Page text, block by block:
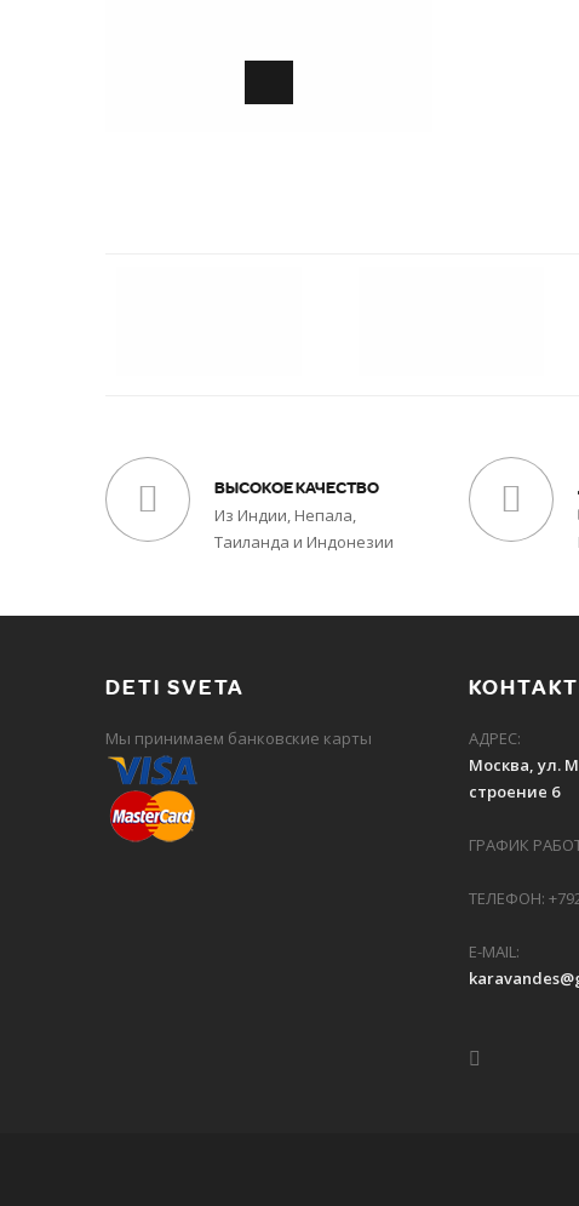
ВЫСОКОЕ КАЧЕСТВО
Из Индии, Непала,
Таиланда и Индонезии
DETI SVETA
Мы принимаем банковские карты
АДРЕС:
Москва, ул.
строение 6
ГРАФИК
ТЕЛЕФОН:
E-MAIL: